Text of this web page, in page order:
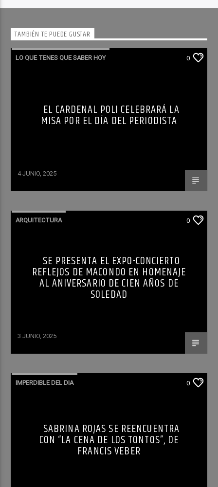
TAMBIÉN TE PUEDE GUSTAR
LO QUE TENES QUE SABER HOY 0
EL CARDENAL POLI CELEBRARÁ LA
MISA POR EL DÍA DEL PERIODISTA
4 JUNIO, 2025
ARQUITECTURA 0
SE PRESENTA EL EXPO-CONCIERTO
REFLEJOS DE MACONDO EN HOMENAJE
AL ANIVERSARIO DE CIEN AÑOS DE
SOLEDAD
3 JUNIO, 2025
IMPERDIBLE DEL DIA 0
SABRINA ROJAS SE REENCUENTRA
CON “LA CENA DE LOS TONTOS”, DE
FRANCIS VEBER